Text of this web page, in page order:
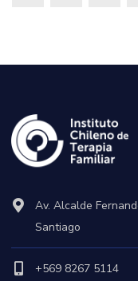
Av. Alcalde
Santiago
+569 8267 5114